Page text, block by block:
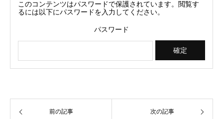
このコンテンツはパスワードで保護されています。閲覧す
るには以下にパスワードを入力してください。
パスワード
前の記事 次の記事